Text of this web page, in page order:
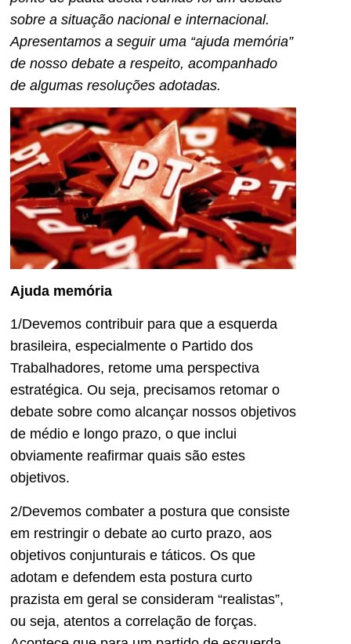
sobre a situação nacional e internacional.
Apresentamos a seguir uma “ajuda memória”
de nosso debate a respeito, acompanhado
de algumas resoluções adotadas.
Ajuda memória
1/Devemos contribuir para que a esquerda
brasileira, especialmente o Partido dos
Trabalhadores, retome uma perspectiva
estratégica. Ou seja, precisamos retomar o
debate sobre como alcançar nossos objetivos
de médio e longo prazo, o que inclui
obviamente reafirmar quais são estes
objetivos.
2/Devemos combater a postura que consiste
em restringir o debate ao curto prazo, aos
objetivos conjunturais e táticos. Os que
adotam e defendem esta postura curto
prazista em geral se consideram “realistas”,
ou seja, atentos a correlação de forças.